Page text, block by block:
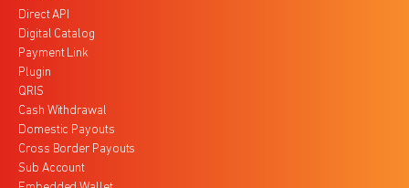
Direct API
Digital Catalog
Payment Link
Plugin
QRIS
Cash Withdrawal
Domestic Payouts
Cross Border Payouts
Sub Account